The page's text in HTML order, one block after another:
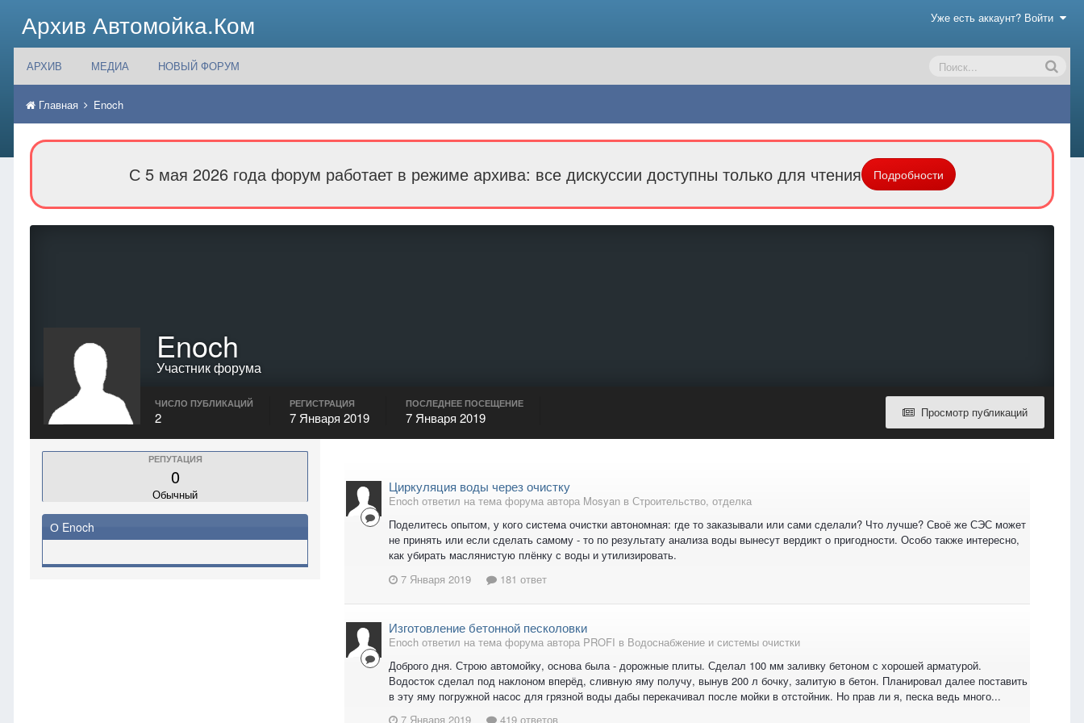
Архив Автомойка.Ком Уже есть аккаунт? Войти
АРХИВ МЕДИА НОВЫЙ ФОРУМ
Главная Enoch
С 5 мая 2026 года форум работает в режиме архива: все дискуссии доступны только для чтения Подробности
Enoch
Участник форума
Просмотр публикаций
ЧИСЛО ПУБЛИКАЦИЙ
2
РЕГИСТРАЦИЯ
7 Января 2019
ПОСЛЕДНЕЕ ПОСЕЩЕНИЕ
7 Января 2019
РЕПУТАЦИЯ
0
Обычный
О Enoch
Циркуляция воды через очистку
Enoch ответил на тема форума автора Mosyan в Строительство, отделка
Поделитесь опытом, у кого система очистки автономная: где то заказывали или сами сделали? Что лучше? Своё же СЭС может
не принять или если сделать самому - то по результату анализа воды вынесут вердикт о пригодности. Особо также интересно,
как убирать маслянистую плёнку с воды и утилизировать.
7 Января 2019
181 ответ
Изготовление бетонной песколовки
Enoch ответил на тема форума автора PROFI в Водоснабжение и системы очистки
Доброго дня. Строю автомойку, основа была - дорожные плиты. Сделал 100 мм заливку бетоном с хорошей арматурой.
Водосток сделал под наклоном вперёд, сливную яму получу, вынув 200 л бочку, залитую в бетон. Планировал далее поставить
в эту яму погружной насос для грязной воды дабы перекачивал после мойки в отстойник. Но прав ли я, песка ведь много...
7 Января 2019
419 ответов